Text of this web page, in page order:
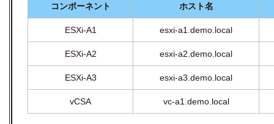
コンポーネント ホスト名
ESXi-A1 esxi-a1.demo.local
ESXi-A2 esxi-a2.demo.local
ESXi-A3 esxi-a3.demo.local
vCSA vc-a1.demo.local